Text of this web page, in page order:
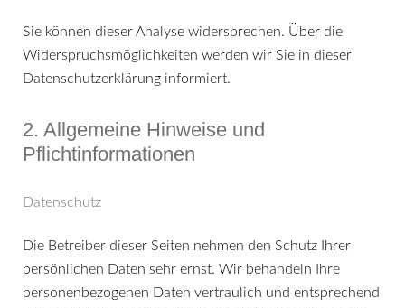
Sie können dieser Analyse widersprechen. Über die
Widerspruchsmöglichkeiten werden wir Sie in dieser
Datenschutzerklärung informiert.
2. Allgemeine Hinweise und
Pflichtinformationen
Datenschutz
Die Betreiber dieser Seiten nehmen den Schutz Ihrer
persönlichen Daten sehr ernst. Wir behandeln Ihre
personenbezogenen Daten vertraulich und entsprechend